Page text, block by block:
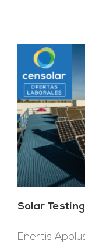
Solar
Enertis